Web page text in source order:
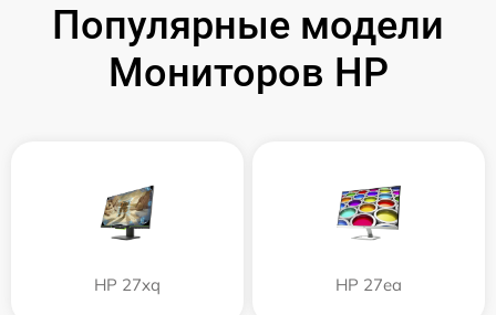
Популярные модели
Мониторов HP
HP 27xq HP 27ea